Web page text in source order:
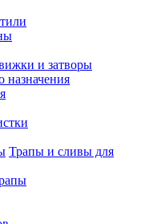
и затворы
назначения
Трапы и сливы для